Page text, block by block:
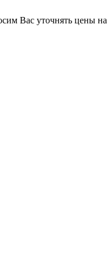
Вас уточнять цены